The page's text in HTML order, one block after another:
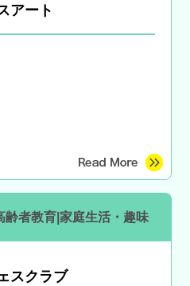
アート
齢者教育|家庭生活・趣味
スクラブ